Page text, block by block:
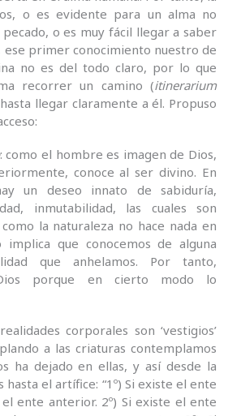
o es evidente para un alma no
o es muy fácil llegar a saber
ese primer conocimiento nuestro de
no es del todo claro, por lo que
recorrer un camino (itinerarium
llegar claramente a él. Propuso
: como el hombre es imagen de Dios,
conoce al ser divino. En
un deseo innato de sabiduría,
inmutabilidad, las cuales son
la naturaleza no hace nada en
implica que conocemos de alguna
que anhelamos. Por tanto,
porque en cierto modo lo
corporales son ‘vestigios’
a las criaturas contemplamos
ha dejado en ellas, y así desde la
hasta el artífice: “1º) Si existe el ente
ente anterior. 2º) Si existe el ente